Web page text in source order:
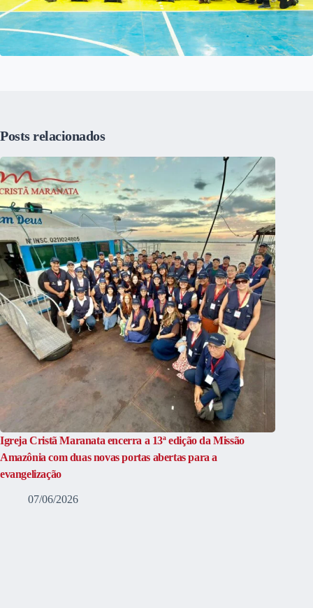
Posts relacionados
Igreja Cristã Maranata encerra a 13ª edição da Missão
Amazônia com duas novas portas abertas para a
evangelização
07/06/2026